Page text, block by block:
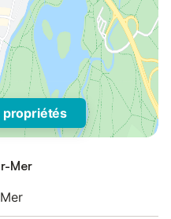
propriétés
Mer